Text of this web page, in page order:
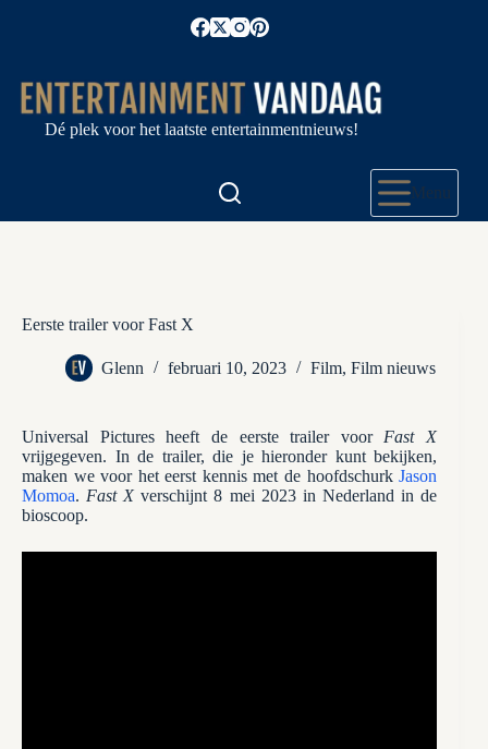
Dé plek voor het laatste entertainmentnieuws!
Menu
Eerste trailer voor Fast X
Glenn februari 10, 2023 Film, Film nieuws
Universal Pictures heeft de eerste trailer voor Fast X
vrijgegeven. In de trailer, die je hieronder kunt bekijken,
maken we voor het eerst kennis met de hoofdschurkJason
Momoa. Fast Xverschijnt 8 mei 2023 in Nederland in de
bioscoop.